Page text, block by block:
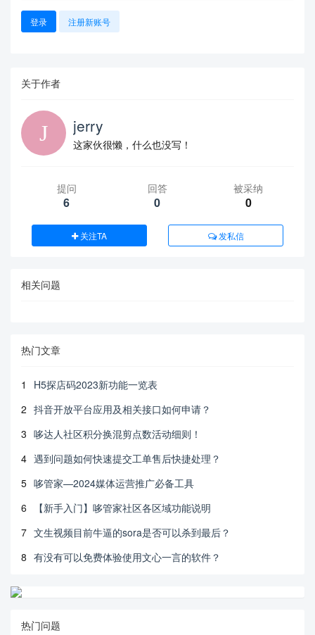
登录 注册新账号
关于作者
jerry
这家伙很懒，什么也没写！
提问
6
回答
0
被采纳
0
关注TA 发私信
相关问题
热门文章
1
H5探店码2023新功能一览表
2 抖音开放平台应用及相关接口如何申请？
3 哆达人社区积分换混剪点数活动细则！
4 遇到问题如何快速提交工单售后快捷处理？
5 哆管家—2024媒体运营推广必备工具
6
【新手入门】哆管家社区各区域功能说明
7 文生视频目前牛逼的sora是否可以杀到最后？
8 有没有可以免费体验使用文心一言的软件？
热门问题